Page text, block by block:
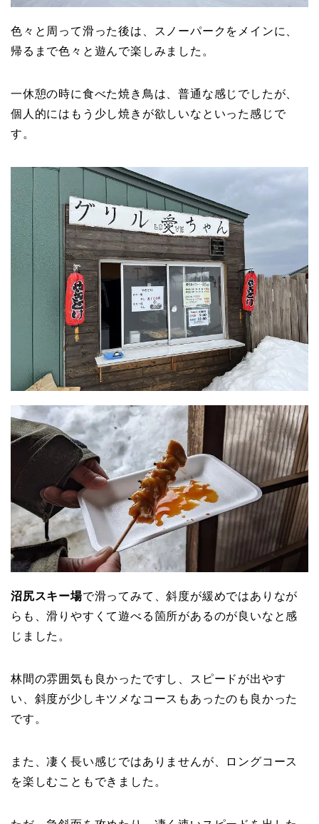
色々と周って滑った後は、スノーパークをメインに、
帰るまで色々と遊んで楽しみました。
一休憩の時に食べた焼き鳥は、普通な感じでしたが、
個人的にはもう少し焼きが欲しいなといった感じで
す。
沼尻スキー場で滑ってみて、斜度が緩めではありなが
らも、滑りやすくて遊べる箇所があるのが良いなと感
じました。
林間の雰囲気も良かったですし、スピードが出やす
い、斜度が少しキツメなコースもあったのも良かった
です。
また、凄く長い感じではありませんが、ロングコース
を楽しむこともできました。